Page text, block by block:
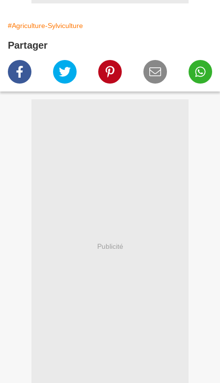
#Agriculture-Sylviculture
Partager
Publicité